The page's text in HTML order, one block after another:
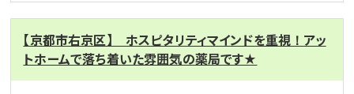
【京都市右京区】 ホスピタリティマインドを重視！アッ
トホームで落ち着いた雰囲気の薬局です★